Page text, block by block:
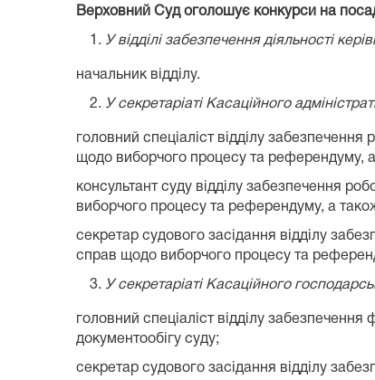
Верховний Суд оголошує конкурси на
У відділі забезпечення діяльності
начальник відділу.
У секретаріаті Касаційного
головний спеціаліст відділу
щодо виборчого процесу та референдуму,
консультант суду відділу забезпечення
виборчого процесу та референдуму, а
секретар судового засідання відділу
справ щодо виборчого процесу та
У секретаріаті Касаційного
головний спеціаліст відділу
документообігу суду;
секретар судового засідання відділу